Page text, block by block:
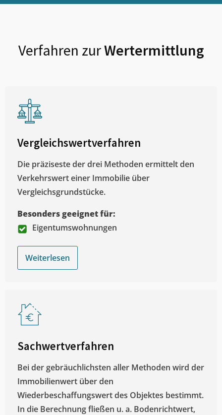
Verfahren zurWertermittlung
Vergleichswertverfahren
Die präziseste der drei Methoden ermittelt den
Verkehrswert einer Immobilie über
Vergleichsgrundstücke.
Besonders geeignet für:
Eigentumswohnungen
Weiterlesen
Sachwertverfahren
Bei der gebräuchlichsten aller Methoden wird der
Immobilienwert über den
Wiederbeschaffungswert des Objektes bestimmt.
In die Berechnung fließen u. a. Bodenrichtwert,